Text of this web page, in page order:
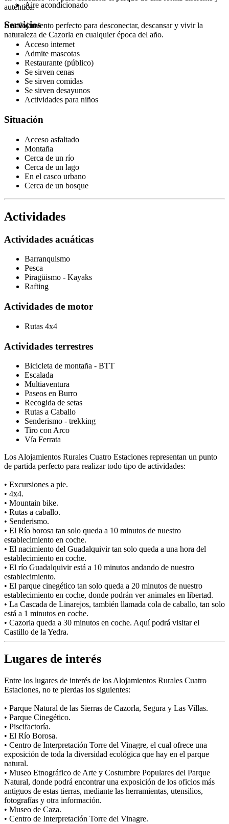
auténtica.
Un alojamiento perfecto para desconectar, descansar y vivir la
naturaleza de Cazorla en cualquier época del año.
Aire acondicionado
Servicios
Acceso internet
Admite mascotas
Restaurante (público)
Se sirven cenas
Se sirven comidas
Se sirven desayunos
Actividades para niños
Situación
Acceso asfaltado
Montaña
Cerca de un río
Cerca de un lago
En el casco urbano
Cerca de un bosque
Actividades
Actividades acuáticas
Barranquismo
Pesca
Piragüismo - Kayaks
Rafting
Actividades de motor
Rutas 4x4
Actividades terrestres
Bicicleta de montaña - BTT
Escalada
Multiaventura
Paseos en Burro
Recogida de setas
Rutas a Caballo
Senderismo - trekking
Tiro con Arco
Vía Ferrata
Los Alojamientos Rurales Cuatro Estaciones representan un punto
de partida perfecto para realizar todo tipo de actividades:
• Excursiones a pie.
• 4x4.
• Mountain bike.
• Rutas a caballo.
• Senderismo.
• El Río borosa tan solo queda a 10 minutos de nuestro
establecimiento en coche.
• El nacimiento del Guadalquivir tan solo queda a una hora del
establecimiento en coche.
• El río Guadalquivir está a 10 minutos andando de nuestro
establecimiento.
• El parque cinegético tan solo queda a 20 minutos de nuestro
establecimiento en coche, donde podrán ver animales en libertad.
• La Cascada de Linarejos, también llamada cola de caballo, tan solo
está a 1 minutos en coche.
• Cazorla queda a 30 minutos en coche. Aquí podrá visitar el
Castillo de la Yedra.
Lugares de interés
Entre los lugares de interés de los Alojamientos Rurales Cuatro
Estaciones, no te pierdas los siguientes:
• Parque Natural de las Sierras de Cazorla, Segura y Las Villas.
• Parque Cinegético.
• Piscifactoría.
• El Río Borosa.
• Centro de Interpretación Torre del Vinagre, el cual ofrece una
exposición de toda la diversidad ecológica que hay en el parque
natural.
• Museo Etnográfico de Arte y Costumbre Populares del Parque
Natural, donde podrá encontrar una exposición de los oficios más
antiguos de estas tierras, mediante las herramientas, utensilios,
fotografías y otra información.
• Museo de Caza.
• Centro de Interpretación Torre del Vinagre.